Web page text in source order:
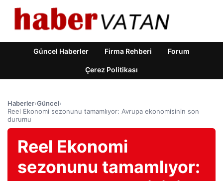
Güncel Haberler Firma Rehberi Forum
Çerez Politikası
Haberler›Güncel›
Reel Ekonomi sezonunu tamamlıyor: Avrupa ekonomisinin son
durumu
Reel Ekonomi
sezonunu tamamlıyor: